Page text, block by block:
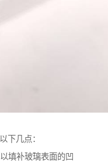
下几点：
填补玻璃表面的凹